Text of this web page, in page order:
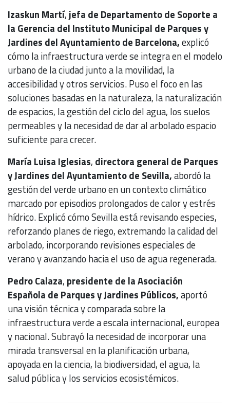
Izaskun Martí,jefa de Departamento de Soporte a
la Gerencia del Instituto Municipal de Parques y
Jardines del Ayuntamiento de Barcelona,explicó
cómo la infraestructura verde se integra en el modelo
urbano de la ciudad junto a la movilidad, la
accesibilidad y otros servicios. Puso el foco en las
soluciones basadas en la naturaleza, la naturalización
de espacios, la gestión del ciclo del agua, los suelos
permeables y la necesidad de dar al arbolado espacio
suficiente para crecer.
María Luisa Iglesias, directora general de Parques
y Jardines del Ayuntamiento de Sevilla,abordó la
gestión del verde urbano en un contexto climático
marcado por episodios prolongados de calor y estrés
hídrico. Explicó cómo Sevilla está revisando especies,
reforzando planes de riego, extremando la calidad del
arbolado, incorporando revisiones especiales de
verano y avanzando hacia el uso de agua regenerada.
Pedro Calaza, presidente de la Asociación
Española de Parques y Jardines Públicos,aportó
una visión técnica y comparada sobre la
infraestructura verde a escala internacional, europea
y nacional. Subrayó la necesidad de incorporar una
mirada transversal en la planificación urbana,
apoyada en la ciencia, la biodiversidad, el agua, la
salud pública y los servicios ecosistémicos.